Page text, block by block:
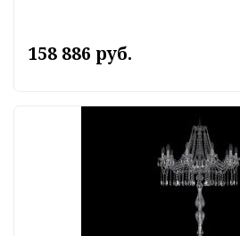
158 886 руб.